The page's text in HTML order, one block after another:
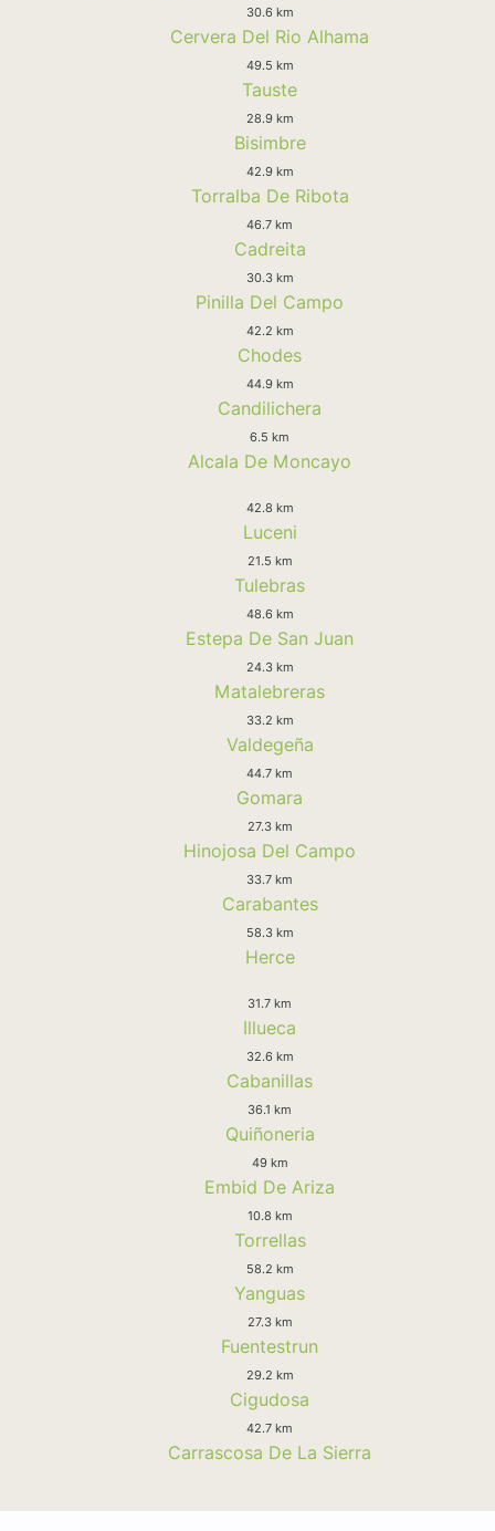
30.6 km
Cervera Del Rio Alhama
49.5 km
Tauste
28.9 km
Bisimbre
42.9 km
Torralba De Ribota
46.7 km
Cadreita
30.3 km
Pinilla Del Campo
42.2 km
Chodes
44.9 km
Candilichera
6.5 km
Alcala De Moncayo
42.8 km
Luceni
21.5 km
Tulebras
48.6 km
Estepa De San Juan
24.3 km
Matalebreras
33.2 km
Valdegeña
44.7 km
Gomara
27.3 km
Hinojosa Del Campo
33.7 km
Carabantes
58.3 km
Herce
31.7 km
Illueca
32.6 km
Cabanillas
36.1 km
Quiñoneria
49 km
Embid De Ariza
10.8 km
Torrellas
58.2 km
Yanguas
27.3 km
Fuentestrun
29.2 km
Cigudosa
42.7 km
Carrascosa De La Sierra